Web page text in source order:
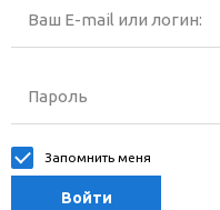
Ваш E-mail или логин:
Пароль
Запомнить меня
Войти